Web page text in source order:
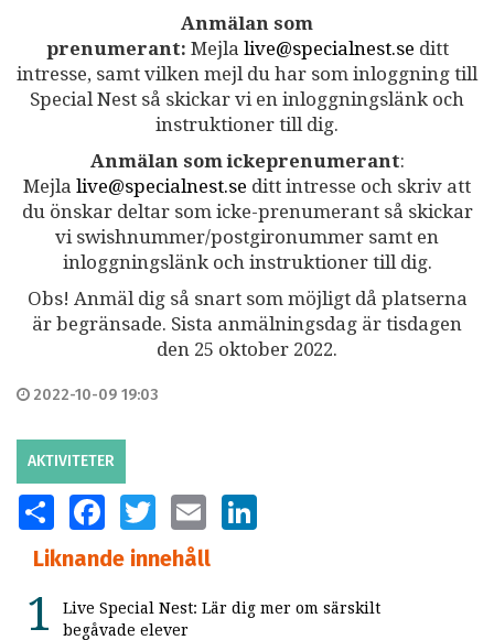
Anmälan som
prenumerant: Mejla live@specialnest.se ditt
intresse, samt vilken mejl du har som inloggning till
Special Nest så skickar vi en inloggningslänk och
instruktioner till dig.
Anmälan som ickeprenumerant:
Mejla live@specialnest.se ditt intresse och skriv att
du önskar deltar som icke-prenumerant så skickar
vi swishnummer/postgironummer samt en
inloggningslänk och instruktioner till dig.
Obs! Anmäl dig så snart som möjligt då platserna
är begränsade. Sista anmälningsdag är tisdagen
den 25 oktober 2022.
2022-10-09 19:03
AKTIVITETER
SHARE FACEBOOKTWITTER EMAIL
Liknande innehåll
Live Special Nest: Lär dig mer om särskilt
begåvade elever